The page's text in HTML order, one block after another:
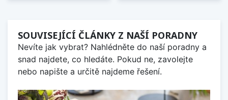
SOUVISEJÍCÍ ČLÁNKY Z NAŠÍ PORADNY
Nevíte jak vybrat? Nahlédněte do naší poradny a
snad najdete, co hledáte. Pokud ne, zavolejte
nebo napište a určitě najdeme řešení.